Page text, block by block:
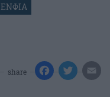
ΕΝΦΙΑ
share